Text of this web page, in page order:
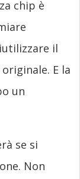
chip è
il
E la
un
se si
Non